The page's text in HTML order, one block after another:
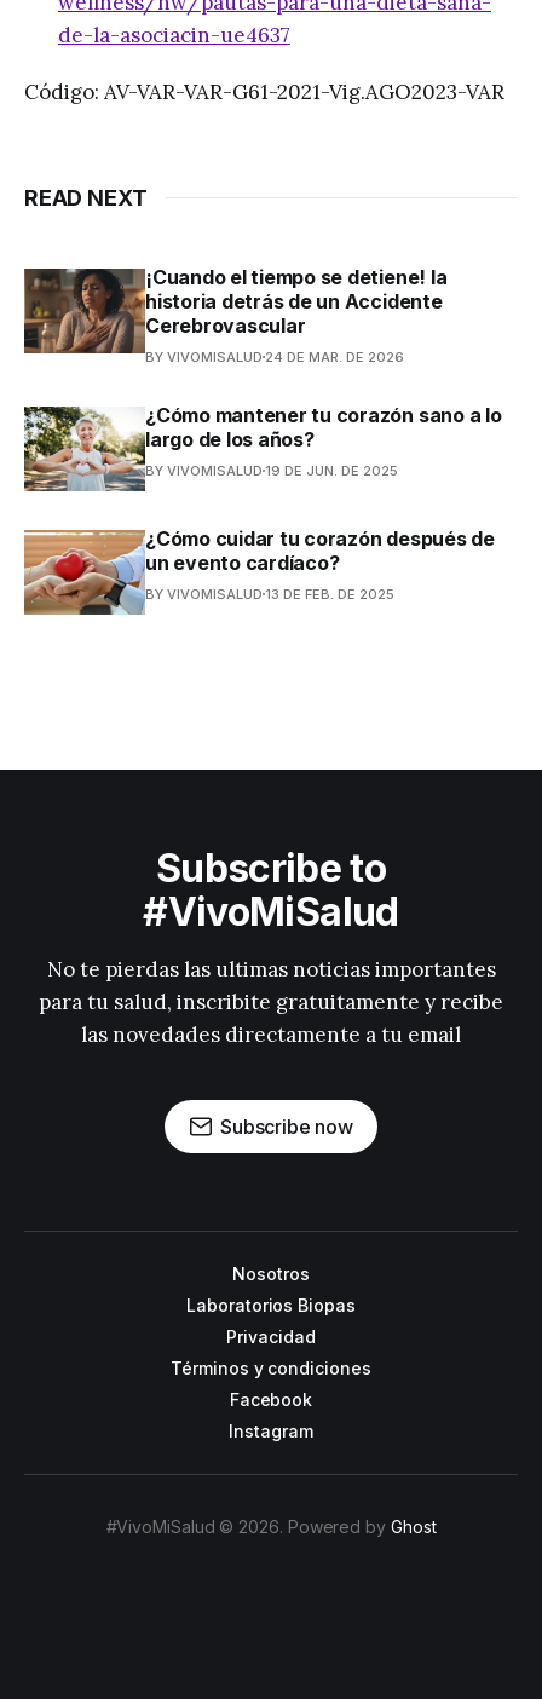
de-la-asociacin-ue4637
Código: AV-VAR-VAR-G61-2021-Vig.AGO2023-VAR
READ NEXT
¡Cuando el tiempo se detiene! la
historia detrás de un Accidente
Cerebrovascular
BY VIVOMISALUD 24 DE MAR. DE 2026
¿Cómo mantener tu corazón sano a lo
largo de los años?
BY VIVOMISALUD 19 DE JUN. DE 2025
¿Cómo cuidar tu corazón después de
un evento cardíaco?
BY VIVOMISALUD 13 DE FEB. DE 2025
Subscribe to
#VivoMiSalud
No te pierdas las ultimas noticias importantes
para tu salud, inscribite gratuitamente y recibe
las novedades directamente a tu email
Subscribe now
Nosotros
Laboratorios Biopas
Privacidad
Términos y condiciones
Facebook
Instagram
#VivoMiSalud © 2026. Powered by Ghost